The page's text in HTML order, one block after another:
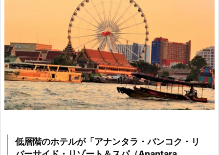
低層階のホテルが「アナンタラ・バンコク・リ